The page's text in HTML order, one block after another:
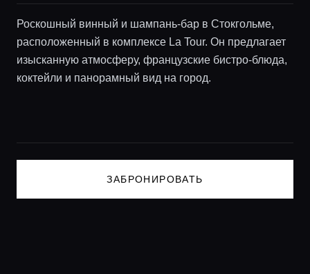
Гиды
Консьерж сервис
Роскошный винный и шампань-бар в Стокгольме,
расположенный в комплексе La Tour. Он предлагает
изысканную атмосферу, французские бистро-блюда,
коктейли и панорамный вид на город.
ЗАБРОНИРОВАТЬ